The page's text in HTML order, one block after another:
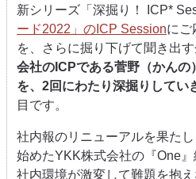
新シリーズ「深掘り！ ICP*
ード2022」のICP Sessionにご
を、さらに掘り下げて聞き出
会社のICPである菅野（かんの
を、2回にわたり深掘りしてい
目です。
社内報のリニューアルを果た
始めたYKK株式会社の『One
社内環境が激変して難題を抱え